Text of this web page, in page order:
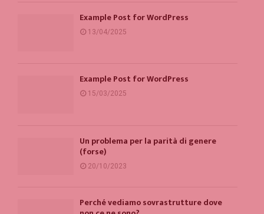
Example Post for WordPress
13/04/2025
Example Post for WordPress
15/03/2025
Un problema per la parità di genere
(forse)
20/10/2023
Perché vediamo sovrastrutture dove